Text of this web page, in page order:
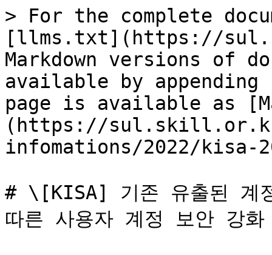
> For the complete
[llms.txt](https://
Markdown versions of
available by
page is available as
(https://
infomations/2022/kisa-
# \[KISA] 기존 유출된 계
따른 사용자 계정 보안 강